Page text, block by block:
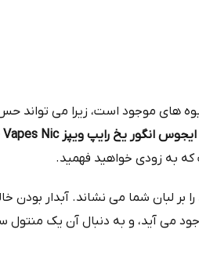
ایجوس انگور یخ رایپ ویپز Grape Freez By Ripe Vapes Nic
که به زودی خواهید فهمید.
را بر لبان شما می نشاند. آبدار